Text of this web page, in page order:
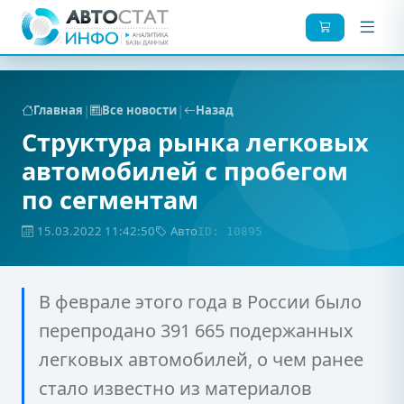
Главная | Все новости| Назад
Структура рынка легковых
автомобилей с пробегом
по сегментам
15.03.2022 11:42:50 АвтоID: 10895
В феврале этого года в России было
перепродано 391 665 подержанных
легковых автомобилей, о чем ранее
стало известно из материалов